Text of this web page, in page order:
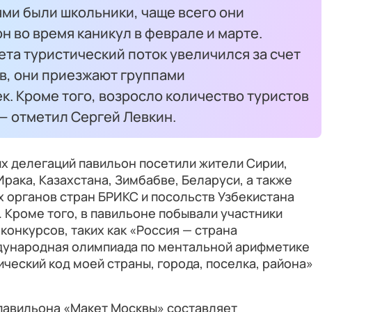
были школьники, чаще всего они
во время каникул в феврале и марте.
туристический поток увеличился за счет
они приезжают группами
Кроме того, возросло количество туристов
отметил Сергей Левкин.
делегаций павильон посетили жители Сирии,
Казахстана, Зимбабве, Беларуси, а также
органов стран БРИКС и посольств Узбекистана
того, в павильоне побывали участники
таких как «Россия — страна
олимпиада по ментальной арифметике
код моей страны, города, поселка, района»
«Макет Москвы» составляет